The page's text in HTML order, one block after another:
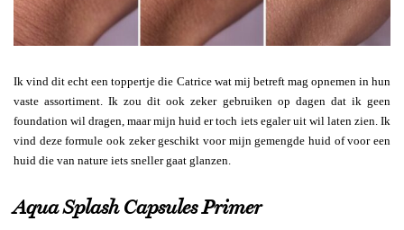
Ik vind dit echt een toppertje die Catrice wat mij betreft mag opnemen in hun
vaste assortiment. Ik zou dit ook zeker gebruiken op dagen dat ik geen
foundation wil dragen, maar mijn huid er toch iets egaler uit wil laten zien. Ik
vind deze formule ook zeker geschikt voor mijn gemengde huid of voor een
huid die van nature iets sneller gaat glanzen.
Aqua Splash Capsules Primer